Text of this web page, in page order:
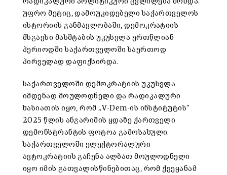
უფრო მეტიც, დამოუკიდებელი საქართველოს
ისტორიის განმავლობაში, დემოკრატიის
მსგავსი მასშტაბის უკუსვლა ერთწლიან
პერიოდში საქართველოში საერთოდ
პირველად დაფიქსირდა.
საქართველოში დემოკრატიის უკუსვლა
იმდენად მოულოდნელი და რადიკალური
ხასიათის იყო, რომ „V-Dem-ის ინსტიტუტის“
2025 წლის ანგარიშის ყდაზე ქართველი
დემონსტრანტის ფოტოა გამოსახული.
საქართველოში ელექტორალური
ავტოკრატიის გაჩენა ალბათ მოულოდნელი
იყო იმის გათვალისწინებითაც, რომ ქვეყანამ